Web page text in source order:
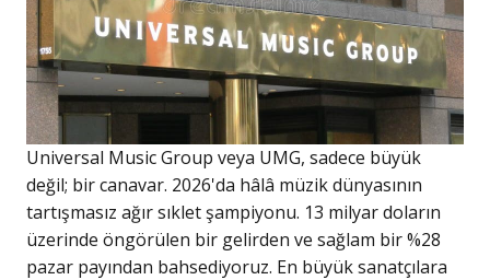
Universal Music Group veya UMG, sadece büyük
değil; bir canavar. 2026'da hâlâ müzik dünyasının
tartışmasız ağır sıklet şampiyonu. 13 milyar doların
üzerinde öngörülen bir gelirden ve sağlam bir %28
pazar payından bahsediyoruz. En büyük sanatçılara